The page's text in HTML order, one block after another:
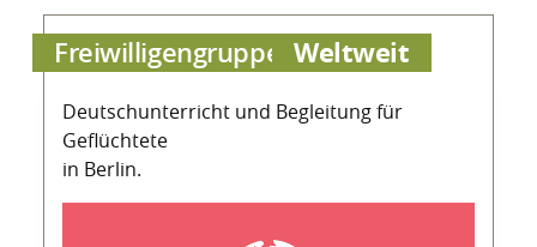
Freiwilligengruppe Weltweit
Deutschunterricht und Begleitung für
Geflüchtete
in Berlin.